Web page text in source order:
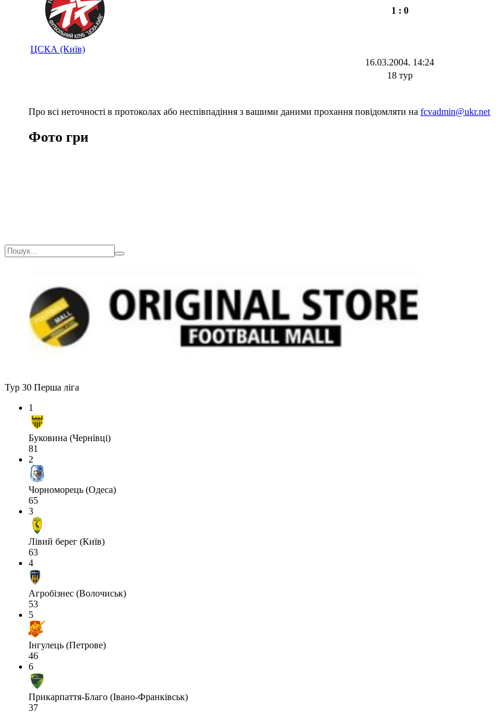
1 : 0
ЦСКА (Київ)
16.03.2004. 14:24
18 тур
Про всі неточності в протоколах або неспівпадіння з вашими даними прохання повідомляти на fcvadmin@ukr.net
Фото гри
Тур 30 Перша ліга
1
Буковина (Чернівці)
81
2
Чорноморець (Одеса)
65
3
Лівий берег (Київ)
63
4
Агробізнес (Волочиськ)
53
5
Інгулець (Петрове)
46
6
Прикарпаття-Благо (Івано-Франківськ)
37